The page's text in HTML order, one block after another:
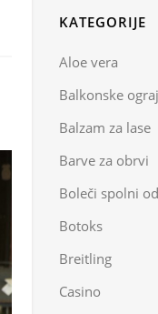
KATEGORIJE
Aloe vera
Balkonske
Balzam za lase
Barve za obrvi
Boleči spolni
Botoks
Breitling
Casino